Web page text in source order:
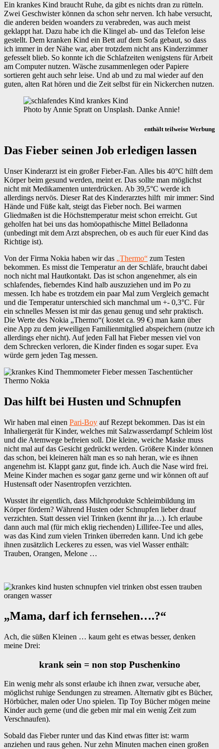
Ein krankes Kind braucht Ruhe, da gibt es nichts dran zu rütteln.
Zwei Geschwister können da schon sehr nerven. Ich habe versucht,
die anderen beiden woanders zu verabreden, was auch meist
geklappt hat. Dazu habe ich die Klingel ab- und das Telefon leise
gestellt. Dem kranken Kind ein Bett auf dem Sofa gebaut, so dass
ich immer in der Nähe war, aber trotzdem nicht ans Kinderzimmer
gefesselt blieb. So konnte ich die Schlafzeiten wenigstens für Arbeit
am Computer nutzen. Wäsche zusammenlegen oder Papiere
sortieren geht auch sehr leise. Und ab und zu mal wieder auf den
guten, alten Rat hören und die Zeit selbst für ein Nickerchen nutzen.
Photo by Annie Spratt on Unsplash. Danke Annie!
enthält teilweise Werbung
Das Fieber seinen Job erledigen lassen
Unser Kinderarzt ist ein großer Fieber-Fan. Alles bis 40°C hilft dem
Körper beim gesund werden, meint er. Das sollte man möglichst
nicht mit Medikamenten unterdrücken. Ab 39,5°C werde ich
allerdings nervös. Dieser Rat des Kinderarztes hilft mir immer: Sind
Hände und Füße kalt, steigt das Fieber noch. Bei warmen
Gliedmaßen ist die Höchsttemperatur meist schon erreicht. Gut
geholfen hat bei uns das homöopathische Mittel Belladonna
(unbedingt mit dem Arzt absprechen, ob es auch für euer Kind das
Richtige ist).
Von der Firma Nokia haben wir das „Thermo“ zum Testen
bekommen. Es misst die Temperatur an der Schläfe, braucht dabei
noch nicht mal Hautkontakt. Das ist schon angenehmer, als ein
schlafendes, fieberndes Kind halb auszuziehen und im Po zu
messen. Ich habe es trotzdem ein paar Mal zum Vergleich gemacht
und die Temperatur unterschied sich manchmal um +- 0,3°C. Für
ein schnelles Messen ist mir das genau genug und sehr praktisch.
Die Werte des Nokia „Thermo“( kostet ca. 99 €) man kann über
eine App zu dem jeweiligen Familienmitglied abspeichern (nutze ich
allerdings eher nicht). Auf jeden Fall hat Fieber messen viel von
dem Schrecken verloren, die Kinder finden es sogar super. Eva
würde gern jeden Tag messen.
Das hilft bei Husten und Schnupfen
Wir haben mal einen Pari-Boy auf Rezept bekommen. Das ist ein
Inhaliergerät für Kinder, welches mit Salzwasserdampf Schleim löst
und die Atemwege befreien soll. Die kleine, weiche Maske muss
nicht mal auf das Gesicht gedrückt werden. Größere Kinder können
das schon, bei kleineren hält man es so nah heran, wie es ihnen
angenehm ist. Klappt ganz gut, finde ich. Auch die Nase wird frei.
Meine Kinder machen es sogar ganz gerne und wir können oft auf
Hustensaft oder Nasentropfen verzichten.
Wusstet ihr eigentlich, dass Milchprodukte Schleimbildung im
Körper fördern? Während Husten oder Schnupfen lieber drauf
verzichten. Statt dessen viel Trinken (kennt ihr ja…). Ich erlaube
dann auch mal (für mich eklig riechenden) Lillifee-Tee und alles,
was das Kind zum vielen Trinken überreden kann. Und ich gebe
ihnen zusätzlich Leckeres zu essen, was viel Wasser enthält:
Trauben, Orangen, Melone …
„Mama, darf ich fernsehen….?“
Ach, die süßen Kleinen … kaum geht es etwas besser, denken
meine Drei:
krank sein = non stop Puschenkino
Ein wenig mehr als sonst erlaube ich ihnen zwar, versuche aber,
möglichst ruhige Sendungen zu streamen. Alternativ gibt es Bücher,
Hörbücher, malen oder Uno spielen. Tip Toy Bücher mögen meine
Kinder auch gerne (und die geben mir mal ein wenig Zeit zum
Verschnaufen).
Sobald das Fieber runter und das Kind etwas fitter ist: warm
anziehen und raus gehen. Nur zehn Minuten machen einen großen